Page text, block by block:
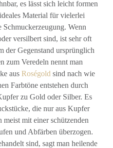
es lässt sich leicht formen
Material für vielerlei
Wenn
versilbert sind, ist sehr oft
der Gegenstand ursprünglich
zum Veredeln nennt man
aus Roségold sind nach wie
Farbtöne entstehen durch
zu Gold oder Silber. Es
die nur aus Kupfer
meist mit einer schützenden
und Abfärben überzogen.
sind, sagt man heilende